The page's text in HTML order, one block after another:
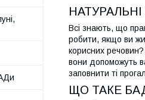
Всі знають, що
робити, якщо ви
корисних речовин?
вони допоможуть
заповнити ті
ЩО ТАКЕ